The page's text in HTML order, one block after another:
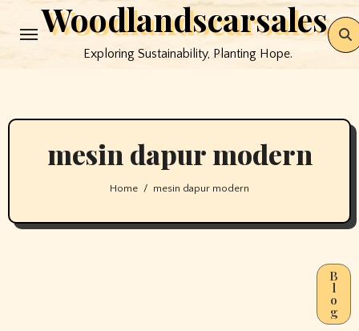
to
Woodlandscarsales
Exploring Sustainability, Planting Hope.
mesin dapur modern
Home mesin dapur modern
B
l
o
g